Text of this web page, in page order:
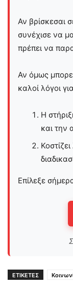
Αν βρίσκεσαι
συνέχισε να
πρέπει να
Αν όμως
καλοί λόγοι
Η
και την
Επίλεξε
ΕΤΙΚΕΤΕΣ